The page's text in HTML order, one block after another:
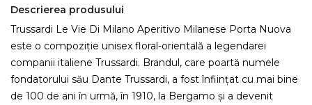
Descrierea produsului
Trussardi Le Vie Di Milano Aperitivo Milanese Porta Nuova
este o compoziție unisex floral-orientală a legendarei
companii italiene Trussardi. Brandul, care poartă numele
fondatorului său Dante Trussardi, a fost înființat cu mai bine
de 100 de ani în urmă, în 1910, la Bergamo și a devenit